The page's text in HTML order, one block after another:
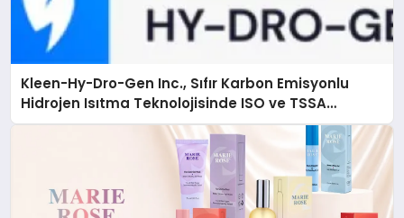
Kleen-Hy-Dro-Gen Inc., Sıfır Karbon Emisyonlu
Hidrojen Isıtma Teknolojisinde ISO ve TSSA
Düzenleyici Onaylarını Aldı